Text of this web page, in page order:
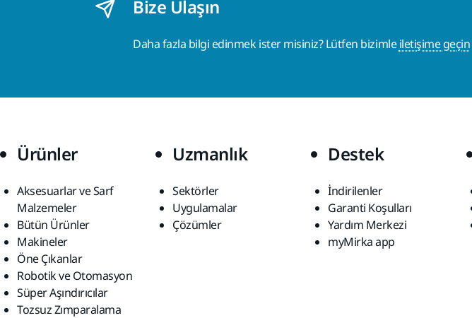
Bize Ulaşın
Daha fazla bilgi edinmek ister misiniz? Lütfen bizimleiletişime geçin
Ürünler
Aksesuarlar ve Sarf
Malzemeler
Bütün Ürünler
Makineler
Öne Çıkanlar
Robotik ve Otomasyon
Süper Aşındırıcılar
Tozsuz Zımparalama
Uzmanlık
Sektörler
Uygulamalar
Çözümler
Destek
İndirilenler
Garanti Koşulları
Yardım Merkezi
myMirka app